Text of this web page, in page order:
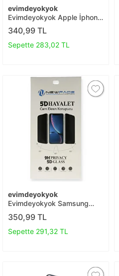
evimdeyokyok
Evimdeyokyok Apple İphone
7 Plus 3d Antistatik Hayalet
Cam Ekran Koruyucu - Siyah
T20
340,99 TL
Sepette 283,02 TL
evimdeyokyok
Evimdeyokyok Samsung
Galaxy M52 5g 5d Hayalet
Cam Ekran Koruyucu T20
350,99 TL
Sepette 291,32 TL